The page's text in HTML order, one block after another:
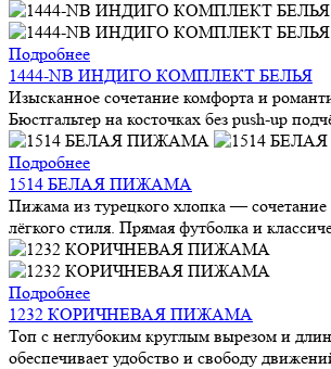
Подробнее
1444-NB ИНДИГО КОМПЛЕКТ БЕЛЬЯ
Изысканное сочетание комфорта и
Бюстгальтер на косточках без push-up
Подробнее
1514 БЕЛАЯ ПИЖАМА
Пижама из турецкого хлопка — сочетание
лёгкого стиля. Прямая футболка и
Подробнее
1232 КОРИЧНЕВАЯ ПИЖАМА
Топ с неглубоким круглым вырезом и
обеспечивает удобство и свободу